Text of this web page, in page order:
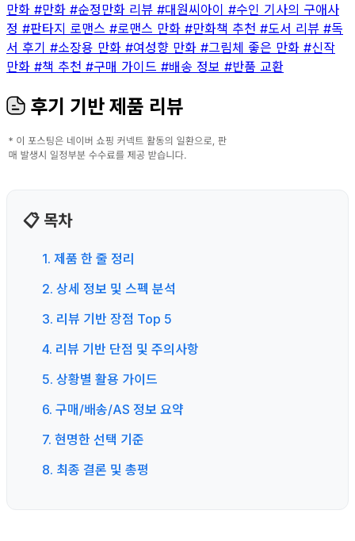
만화 #만화 #순정만화 리뷰 #대원씨아이 #수인 기사의 구애사
정 #판타지 로맨스 #로맨스 만화 #만화책 추천 #도서 리뷰 #독
서 후기 #소장용 만화 #여성향 만화 #그림체 좋은 만화 #신작
만화 #책 추천 #구매 가이드 #배송 정보 #반품 교환
후기 기반 제품 리뷰
📋 목차
1. 제품 한 줄 정리
2. 상세 정보 및 스펙 분석
3. 리뷰 기반 장점 Top 5
4. 리뷰 기반 단점 및 주의사항
5. 상황별 활용 가이드
6. 구매/배송/AS 정보 요약
7. 현명한 선택 기준
8. 최종 결론 및 총평